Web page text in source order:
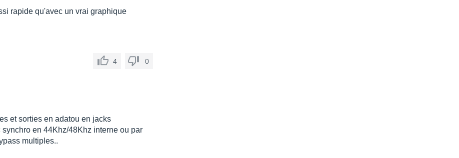
rapide qu'avec un vrai graphique
4 0
et sorties en adatou en jacks
en 44Khz/48Khz interne ou par
multiples..